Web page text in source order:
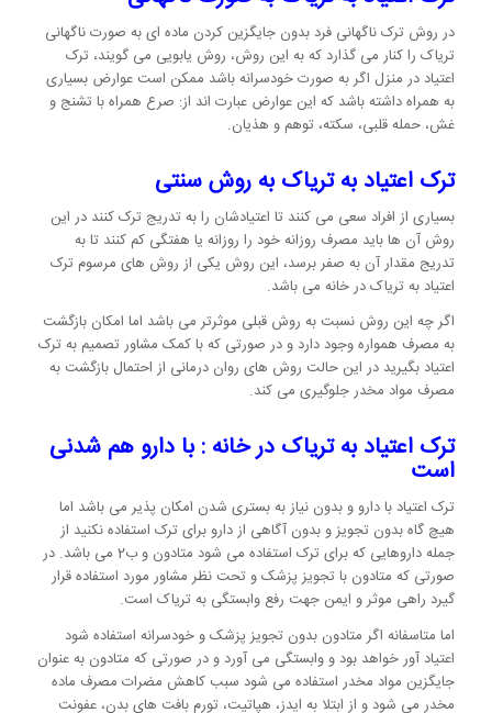
در روش ترک ناگهانی فرد بدون جایگزین کردن ماده ای به صورت ناگهانی
تریاک را کنار می گذارد که به این روش، روش یابویی می گویند، ترک
اعتیاد در منزل اگر به صورت خودسرانه باشد ممکن است عوارض بسیاری
به همراه داشته باشد که این عوارض عبارت اند از: صرع همراه با تشنج و
غش، حمله قلبی، سکته، توهم و هذیان.
ترک اعتیاد به تریاک به روش سنتی
بسیاری از افراد سعی می کنند تا اعتیادشان را به تدریج ترک کنند در این
روش آن ها باید مصرف روزانه خود را روزانه یا هفتگی کم کنند تا به
تدریج مقدار آن به صفر برسد، این روش یکی از روش های مرسوم ترک
اعتیاد به تریاک در خانه می باشد.
اگر چه این روش نسبت به روش قبلی موثرتر می باشد اما امکان بازگشت
به مصرف همواره وجود دارد و در صورتی که با کمک مشاور تصمیم به ترک
اعتیاد بگیرید در این حالت روش های روان درمانی از احتمال بازگشت به
مصرف مواد مخدر جلوگیری می کند.
ترک اعتیاد به تریاک در خانه : با دارو هم شدنی
است
ترک اعتیاد با دارو و بدون نیاز به بستری شدن امکان پذیر می باشد اما
هیچ گاه بدون تجویز و بدون آگاهی از دارو برای ترک استفاده نکنید از
جمله داروهایی که برای ترک استفاده می شود متادون و ب2 می باشد. در
صورتی که متادون با تجویز پزشک و تحت نظر مشاور مورد استفاده قرار
گیرد راهی موثر و ایمن جهت رفع وابستگی به تریاک است.
اما متاسفانه اگر متادون بدون تجویز پزشک و خودسرانه استفاده شود
اعتیاد آور خواهد بود و وابستگی می آورد و در صورتی که متادون به عنوان
جایگزین مواد مخدر استفاده می شود سبب کاهش مضرات مصرف ماده
مخدر می شود و از ابتلا به ایدز، هپاتیت، تورم بافت های بدن، عفونت